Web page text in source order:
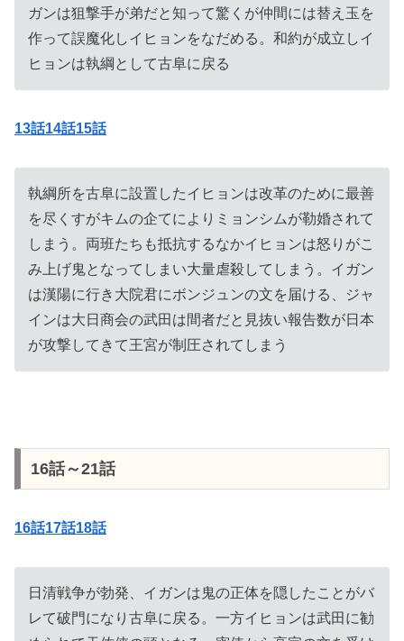
ガンは狙撃手が弟だと知って驚くが仲間には替え玉を
作って誤魔化しイヒョンをなだめる。和約が成立しイ
ヒョンは執綱として古阜に戻る
13話14話15話
執綱所を古阜に設置したイヒョンは改革のために最善
を尽くすがキムの企てによりミョンシムが勒婚されて
しまう。両班たちも抵抗するなかイヒョンは怒りがこ
み上げ鬼となってしまい大量虐殺してしまう。イガン
は漢陽に行き大院君にボンジュンの文を届ける、ジャ
インは大日商会の武田は間者だと見抜い報告数が日本
が攻撃してきて王宮が制圧されてしまう
16話～21話
16話17話18話
日清戦争が勃発、イガンは鬼の正体を隠したことがバ
レて破門になり古阜に戻る。一方イヒョンは武田に勧